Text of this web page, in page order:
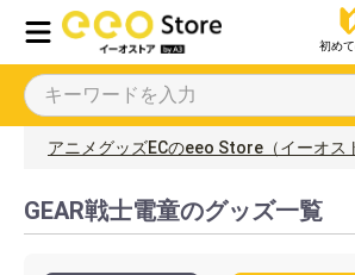
初め
アニメグッズECのeeo Store（イーオス
GEAR戦士電童のグッズ一覧